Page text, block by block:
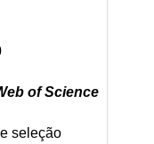
of Science
seleção